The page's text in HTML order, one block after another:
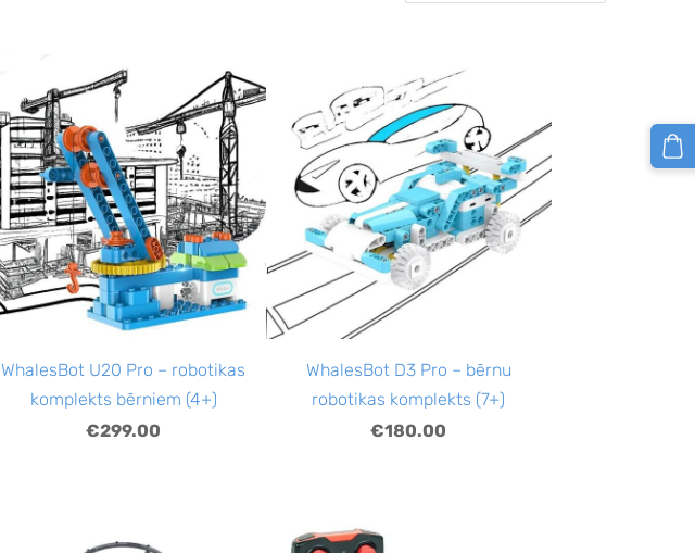
WhalesBot U20 Pro – robotikas
komplekts bērniem (4+)
€299.00
WhalesBot D3 Pro – bērnu
robotikas komplekts (7+)
€180.00